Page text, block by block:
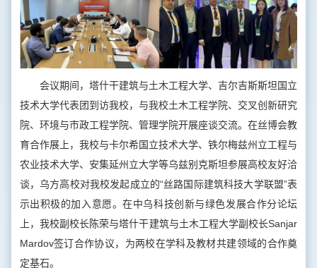
会议期间，塔什干建筑与土木工程大学、吉尔吉斯斯坦国立
技术大学代表团到访我校，与我校土木工程学院、交叉创新研究
院、环境与市政工程学院、管理学院开展座谈交流。在丝博会教
育合作展上，我校与卡尔希国立技术大学、铁尔梅兹州立工程与
农业技术大学、安集延州立大学等乌兹别克斯坦参展高校友好洽
谈，乌方高校对我校发起成立的“丝路国际建筑科技大学联盟”表
示出积极的加入意愿。在中乌科技创新与绿色发展合作分论坛
上，我校副校长陈荣与塔什干建筑与土木工程大学副校长Sanjar
Mardov签订合作协议，为两校在学科及教材共建领域的合作奠
定基石。